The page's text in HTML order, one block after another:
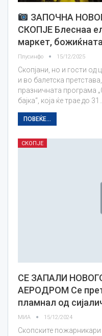
ЗАПОЧНА
СКОПЈЕ Блеснаa
маркет,
Плусинфо 15/12/2025
Скопјани, но и гости од
и во балетска
празничната програма
бајка“, која ќе трае до
ПОВЕЌЕ...
СКОПЈЕ
СЕ ЗАПАЛИ
АЕРОДРОМ Се
пламнал од
МИА 15/12/2024
Скопските